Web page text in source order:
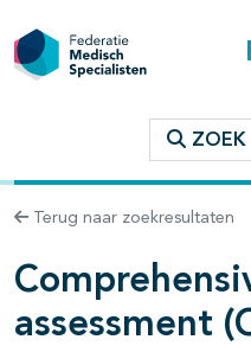
ZOEK
Terug naar zoekresultaten
assessment
binnen deze richtlijn